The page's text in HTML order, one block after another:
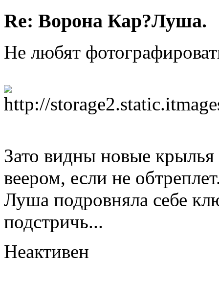
Re: Ворона Кар?Луша.
Не любят
Зато видны новые крылья
веером, если не
Луша подровняла себе
подстричь...
Неактивен